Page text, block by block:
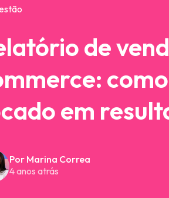
de
em
Por Marina Correa
4 anos atrás